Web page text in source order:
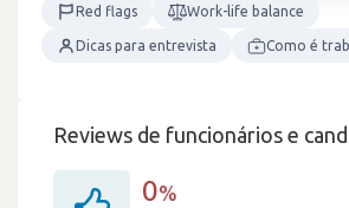
Red flags Work-life balance
Dicas para entrevista Como é
Reviews de funcionários e
0%